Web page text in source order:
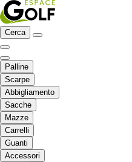
Cerca
Palline
Scarpe
Abbigliamento
Sacche
Mazze
Carrelli
Guanti
Accessori